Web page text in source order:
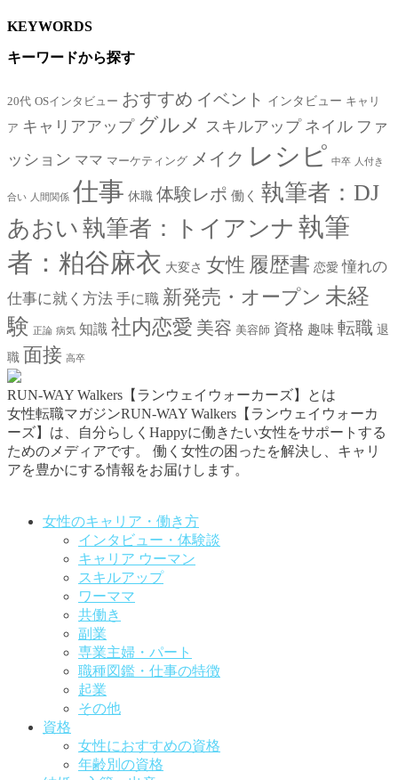
KEYWORDS
キーワードから探す
20代 OSインタビュー おすすめ イベント インタビュー キャリ
ア キャリアアップ グルメ スキルアップ ネイル ファ
ッション ママ マーケティング メイク レシピ 中卒 人付き
合い 人間関係 仕事 休職 体験レポ 働く 執筆者：DJ
あおい 執筆者：トイアンナ 執筆
者：粕谷麻衣 大変さ 女性 履歴書 恋愛 憧れの
仕事に就く方法 手に職 新発売・オープン 未経
験
正論 病気 知識 社内恋愛 美容 美容師 資格 趣味 転職 退
職 面接 高卒
RUN-WAY Walkers【ランウェイウォーカーズ】とは
女性転職マガジンRUN-WAY Walkers【ランウェイウォーカ
ーズ】は、自分らしくHappyに働きたい女性をサポートする
ためのメディアです。
働く女性の困ったを解決し、キャリ
アを豊かにする情報をお届けします。
女性のキャリア・働き方
インタビュー・体験談
キャリア ウーマン
スキルアップ
ワーママ
共働き
副業
専業主婦・パート
職種図鑑・仕事の特徴
起業
その他
資格
女性におすすめの資格
年齢別の資格